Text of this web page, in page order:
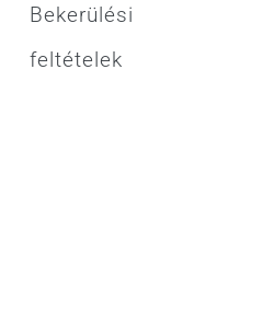
Bekerülési
feltételek